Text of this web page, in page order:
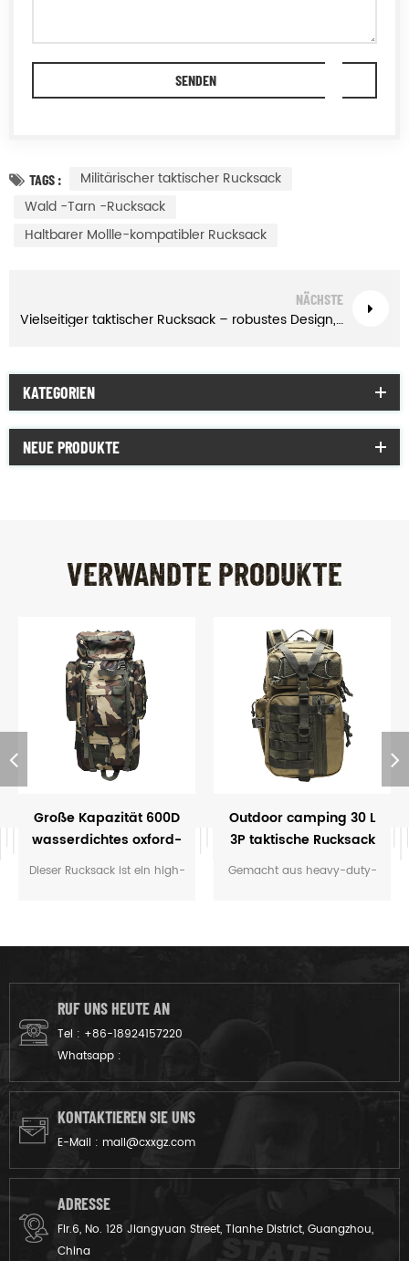
TAGS :
Militärischer taktischer Rucksack
Wald -Tarn -Rucksack
Haltbarer Mollle-kompatibler Rucksack
NÄCHSTE
Vielseitiger taktischer Rucksack – robustes Design, ideal für Militär und Outdoor
KATEGORIEN
NEUE PRODUKTE
VERWANDTE PRODUKTE
Große Kapazität 600D
wasserdichtes oxford-
Gewebe militärischen
taktischen Rucksack für
Dieser Rucksack ist ein high-
nach einer Notfall-go-
Tasche.
Outdoor camping 30 L
3P taktische Rucksack
Gemacht aus heavy-duty-
reißfest.Hohe Intensität und
RUF UNS HEUTE AN
Tel : +86-18924157220
Whatsapp :
KONTAKTIEREN SIE UNS
E-Mail : mail@cxxgz.com
ADRESSE
Flr.6, No. 128 Jiangyuan Street, Tianhe District, Guangzhou,
China